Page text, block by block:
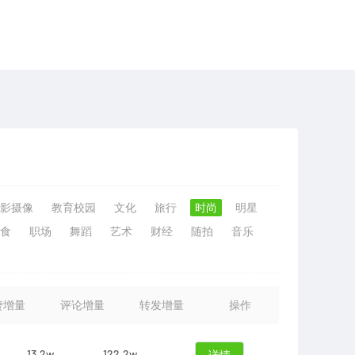
摄像 教育校园 文化 旅行 时尚
明星
职场 舞蹈 艺术 财经 随拍 音乐
增量 评论增量 转发增量 操作